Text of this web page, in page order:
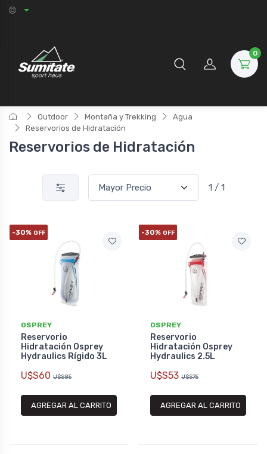
0
Outdoor Montaña y Trekking
Agua
Reservorios de Hidratación
Reservorios de Hidratación
1 / 1
-30% OFF
OSPREY
Reservorio
Hidratación Osprey
Hydraulics Rígido 3L
U$S60 U$S85
AGREGAR AL CARRITO
-30% OFF
OSPREY
Reservorio
Hidratación Osprey
Hydraulics 2.5L
U$S53 U$S75
AGREGAR AL CARRITO